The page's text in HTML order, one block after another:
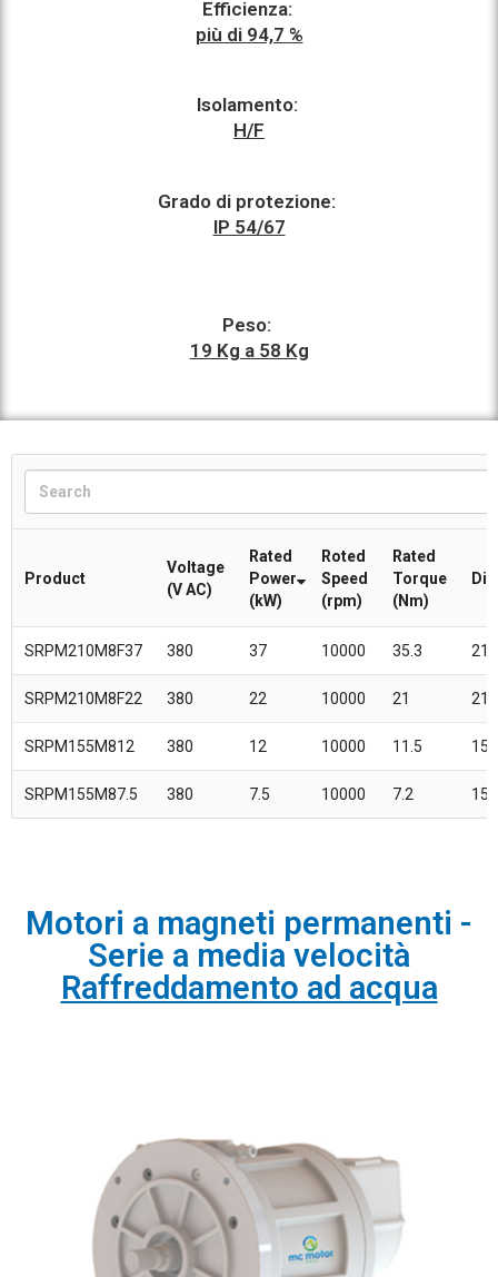
Efficienza:
più di 94,7 %
Isolamento:
H/F
Grado di protezione:
IP 54/67
Peso:
19 Kg a 58 Kg
Product
Voltage
(V AC)
Rated
Power
(kW)
Roted
Speed
(rpm)
Rated
Torque
(Nm)
SRPM210M8F37 380 37 10000 35.3 210
SRPM210M8F22 380 22 10000 21 210
SRPM155M812 380 12 10000 11.5 155
SRPM155M87.5 380 7.5 10000 7.2 155
Motori a magneti permanenti -
Serie a media velocità
Raffreddamento ad acqua